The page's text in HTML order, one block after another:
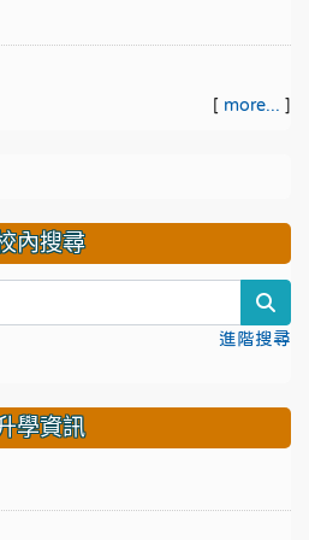
[ more... ]
內搜尋
進階搜尋
學資訊